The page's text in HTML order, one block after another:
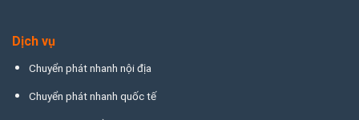
Dịch vụ
Chuyển phát nhanh nội địa
Chuyển phát nhanh quốc tế